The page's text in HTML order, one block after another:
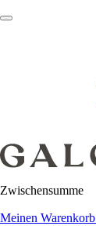
Zwischensumme
Meinen